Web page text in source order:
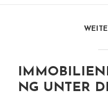
NG UNTER